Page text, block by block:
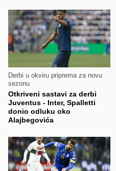
Derbi u okviru priprema za novu
sezonu
Otkriveni sastavi za derbi
Juventus - Inter, Spalletti
donio odluku oko
Alajbegovića